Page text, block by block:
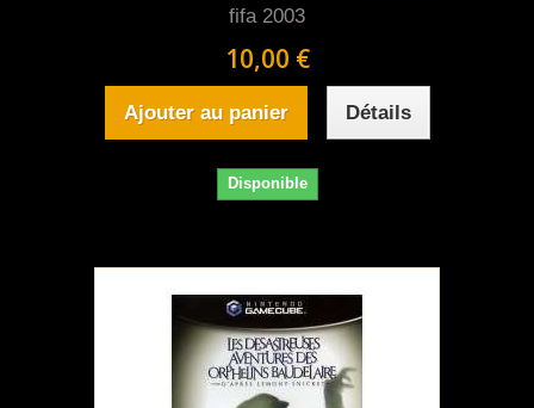
fifa 2003
10,00 €
Ajouter au panier Détails
Disponible